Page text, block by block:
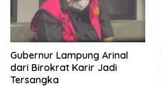
Gubernur Lampung Arinal
dari Birokrat Karir Jadi
Tersangka